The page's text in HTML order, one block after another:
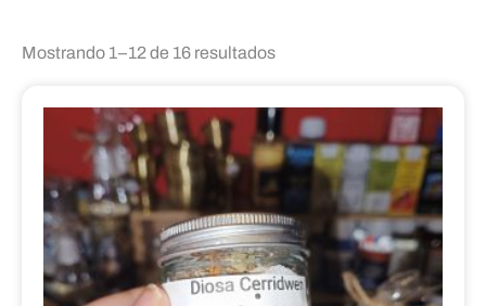
Mostrando 1–12 de 16 resultados